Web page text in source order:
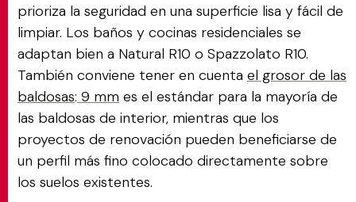
prioriza la seguridad en una superficie lisa y fácil de
limpiar. Los baños y cocinas residenciales se
adaptan bien a Natural R10 o Spazzolato R10.
También conviene tener en cuenta el grosor de las
baldosas: 9 mm es el estándar para la mayoría de
las baldosas de interior, mientras que los
proyectos de renovación pueden beneficiarse de
un perfil más fino colocado directamente sobre
los suelos existentes.